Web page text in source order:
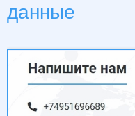
данные